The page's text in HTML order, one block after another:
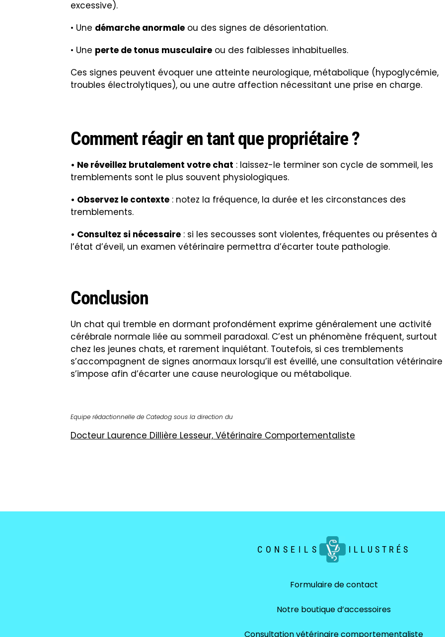
excessive).
• Une démarche anormale ou des signes de désorientation.
• Une perte de tonus musculaire ou des faiblesses inhabituelles.
Ces signes peuvent évoquer une atteinte neurologique, métabolique (hypoglycémie,
troubles électrolytiques), ou une autre affection nécessitant une prise en charge.
Comment réagir en tant que propriétaire ?
• Ne réveillez brutalement votre chat : laissez-le terminer son cycle de sommeil, les
tremblements sont le plus souvent physiologiques.
• Observez le contexte : notez la fréquence, la durée et les circonstances des
tremblements.
• Consultez si nécessaire : si les secousses sont violentes, fréquentes ou présentes à
l’état d’éveil, un examen vétérinaire permettra d’écarter toute pathologie.
Conclusion
Un chat qui tremble en dormant profondément exprime généralement une activité
cérébrale normale liée au sommeil paradoxal. C’est un phénomène fréquent, surtout
chez les jeunes chats, et rarement inquiétant. Toutefois, si ces tremblements
s’accompagnent de signes anormaux lorsqu’il est éveillé, une consultation vétérinaire
s’impose afin d’écarter une cause neurologique ou métabolique.
Equipe rédactionnelle de Catedog sous la direction du
Docteur Laurence Dillière Lesseur, Vétérinaire Comportementaliste
CONSEILS ILLUSTRÉS
Formulaire de contact
Notre boutique d’accessoires
Consultation vétérinaire comportementaliste